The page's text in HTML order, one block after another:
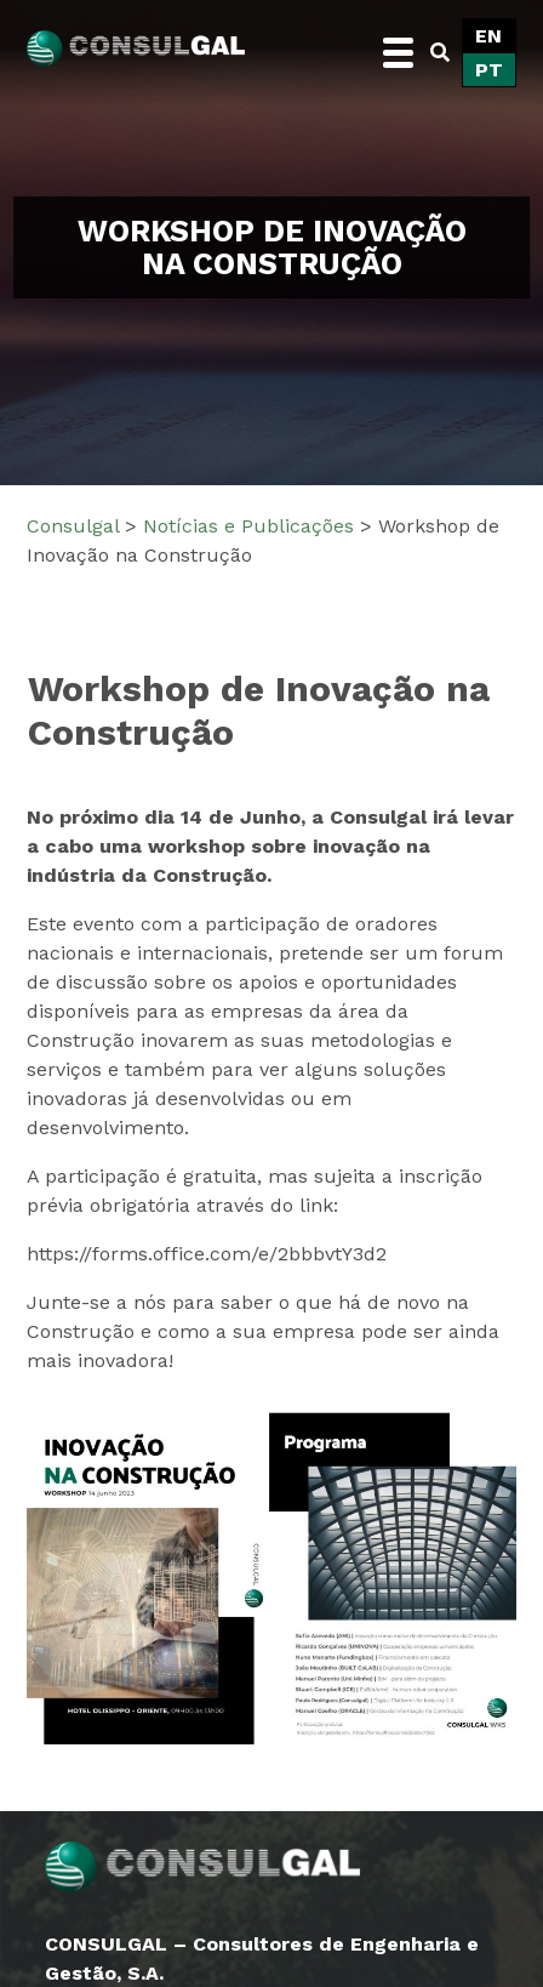
content
EN
PT
WORKSHOP DE INOVAÇÃO
NA CONSTRUÇÃO
Consulgal > Notícias e Publicações >Workshop de
Inovação na Construção
Workshop de Inovação na
Construção
No próximo dia 14 de Junho, a Consulgal irá levar
a cabo uma workshop sobre inovação na
indústria da Construção.
Este evento com a participação de oradores
nacionais e internacionais, pretende ser um forum
de discussão sobre os apoios e oportunidades
disponíveis para as empresas da área da
Construção inovarem as suas metodologias e
serviços e também para ver alguns soluções
inovadoras já desenvolvidas ou em
desenvolvimento.
A participação é gratuita, mas sujeita a inscrição
prévia obrigatória através do link:
https://forms.office.com/e/2bbbvtY3d2
Junte-se a nós para saber o que há de novo na
Construção e como a sua empresa pode ser ainda
mais inovadora!
CONSULGAL – Consultores de Engenharia e
Gestão, S.A.